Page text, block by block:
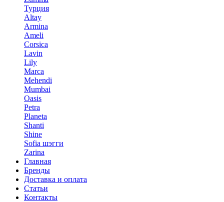
Турция
Altay
Armina
Ameli
Corsica
Lavin
Lily
Marca
Mehendi
Mumbai
Oasis
Petra
Planeta
Shanti
Shine
Sofia шэгги
Zarina
Главная
Бренды
Доставка и оплата
Статьи
Контакты